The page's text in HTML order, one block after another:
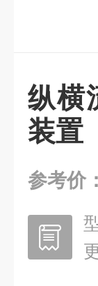
纵横
装置
参考价：